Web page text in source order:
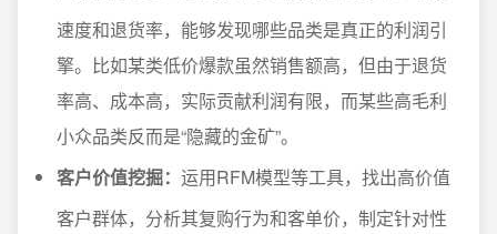
速度和退货率，能够发现哪些品类是真正的利润引
擎。比如某类低价爆款虽然销售额高，但由于退货
率高、成本高，实际贡献利润有限，而某些高毛利
小众品类反而是“隐藏的金矿”。
客户价值挖掘： 运用RFM模型等工具，找出高价值
客户群体，分析其复购行为和客单价，制定针对性